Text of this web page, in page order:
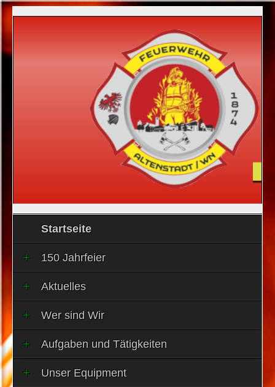
Startseite
150 Jahrfeier
Aktuelles
Wer sind Wir
Aufgaben und Tätigkeiten
Unser Equipment